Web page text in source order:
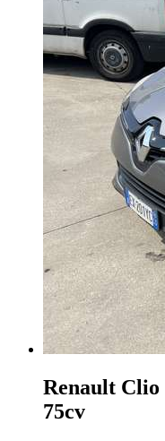
Renault Clio
75cv